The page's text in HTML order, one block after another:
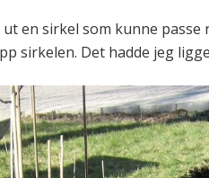
en sirkel som kunne
sirkelen. Det hadde jeg